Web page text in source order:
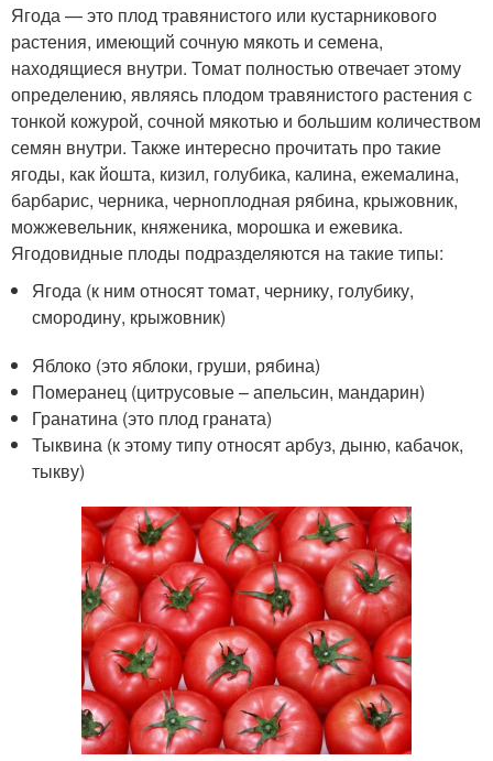
Ягода — это плод травянистого или кустарникового
растения, имеющий сочную мякоть и семена,
находящиеся внутри. Томат полностью отвечает этому
определению, являясь плодом травянистого растения с
тонкой кожурой, сочной мякотью и большим количеством
семян внутри. Также интересно прочитать про такие
ягоды, как йошта, кизил, голубика, калина, ежемалина,
барбарис, черника, черноплодная рябина, крыжовник,
можжевельник, княженика, морошка и ежевика.
Ягодовидные плоды подразделяются на такие типы:
Ягода (к ним относят томат, чернику, голубику,
смородину, крыжовник)
Яблоко (это яблоки, груши, рябина)
Померанец (цитрусовые – апельсин, мандарин)
Гранатина (это плод граната)
Тыквина (к этому типу относят арбуз, дыню, кабачок,
тыкву)